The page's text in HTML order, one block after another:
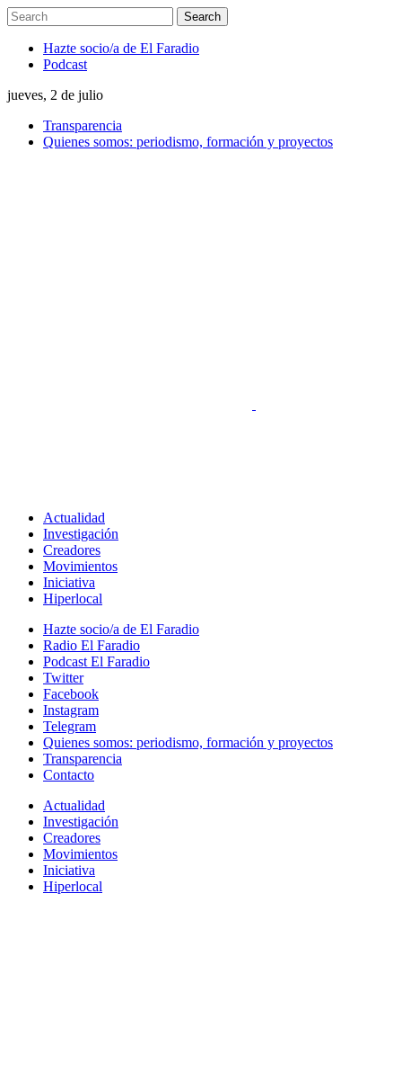
Hazte socio/a de El Faradio
Podcast
jueves, 2 de julio
Transparencia
Quienes somos: periodismo, formación y proyectos
Actualidad
Investigación
Creadores
Movimientos
Iniciativa
Hiperlocal
Hazte socio/a de El Faradio
Radio El Faradio
Podcast El Faradio
Twitter
Facebook
Instagram
Telegram
Quienes somos: periodismo, formación y proyectos
Transparencia
Contacto
Actualidad
Investigación
Creadores
Movimientos
Iniciativa
Hiperlocal